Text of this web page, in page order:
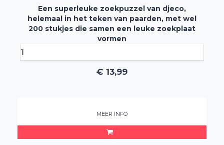
Een superleuke zoekpuzzel van djeco,
helemaal in het teken van paarden, met wel
200 stukjes die samen een leuke zoekplaat
vormen
€ 13,99
MEER INFO